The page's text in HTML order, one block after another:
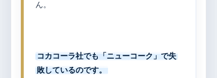
ん。
コカコーラ社でも「ニューコーク」で失
敗しているのです。